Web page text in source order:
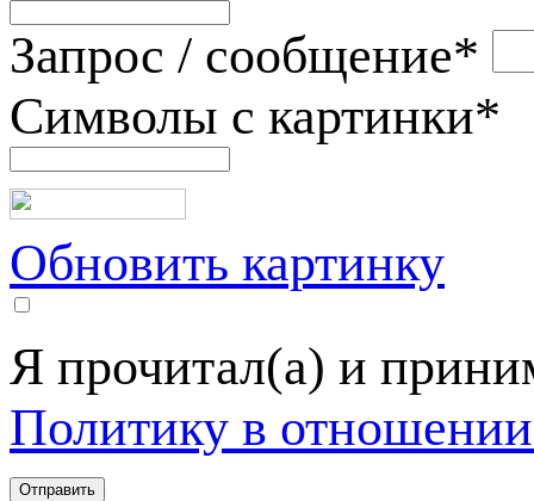
Запрос / сообщение*
Символы с картинки*
Обновить картинку
Я прочитал(а) и
Политику в